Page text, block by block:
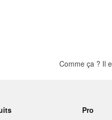
Comme ça ? Il
Pro